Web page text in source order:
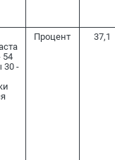
54
30 -
Процент 37,1